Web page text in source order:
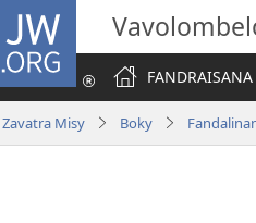
JW.ORG
FANDRAISANA
Zavatra Misy Boky